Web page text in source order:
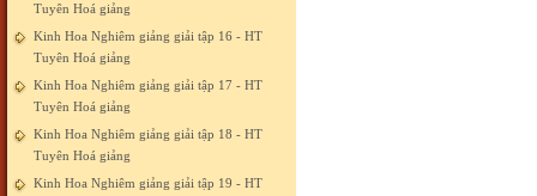
Tuyên Hoá giảng
Kinh Hoa Nghiêm giảng giải tập 16 - HT
Tuyên Hoá giảng
Kinh Hoa Nghiêm giảng giải tập 17 - HT
Tuyên Hoá giảng
Kinh Hoa Nghiêm giảng giải tập 18 - HT
Tuyên Hoá giảng
Kinh Hoa Nghiêm giảng giải tập 19 - HT